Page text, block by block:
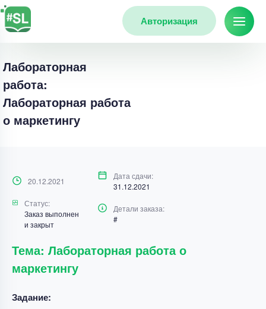
Авторизация
Лабораторная
работа:
Лабораторная работа
о маркетингу
20.12.2021
Дата сдачи:
31.12.2021
Статус:
Заказ выполнен
и закрыт
Детали заказа:
#
Тема: Лабораторная работа о
маркетингу
Задание: